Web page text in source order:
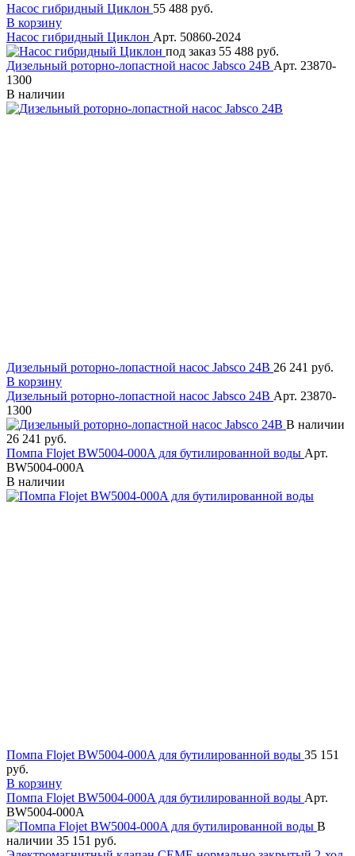
Насос гибридный Циклон 55 488 руб.
В корзину
Насос гибридный Циклон Арт. 50860-2024
под заказ 55 488 руб.
Дизельный роторно-лопастной насос Jabsco 24В Арт. 23870-
1300
В наличии
Дизельный роторно-лопастной насос Jabsco 24В 26 241 руб.
В корзину
Дизельный роторно-лопастной насос Jabsco 24В Арт. 23870-
1300
В наличии
26 241 руб.
Помпа Flojet BW5004-000A для бутилированной воды Арт.
BW5004-000A
В наличии
Помпа Flojet BW5004-000A для бутилированной воды 35 151
руб.
В корзину
Помпа Flojet BW5004-000A для бутилированной воды Арт.
BW5004-000A
В
наличии 35 151 руб.